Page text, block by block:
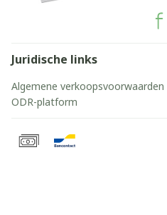
Juridische links
Algemene verkoopsvoorwaarden
ODR-platform